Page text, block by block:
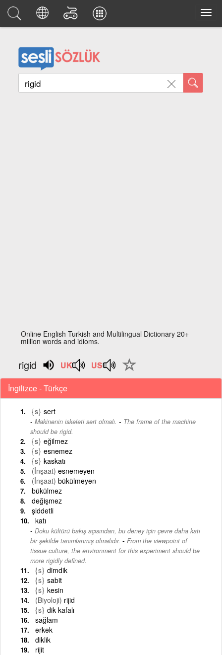
Online English Turkish and Multilingual Dictionary 20+
million words and idioms.
rigid
İngilizce - Türkçe
{s} sert
Makinenin iskeleti sert olmalı. - The frame of the machine
should be rigid.
{s} eğilmez
{s} esnemez
{s} kaskatı
(İnşaat) esnemeyen
(İnşaat) bükülmeyen
bükülmez
değişmez
şiddetli
katı
Doku kültürü bakış açısından, bu deney için çevre daha katı
bir şekilde tanımlanmış olmalıdır. - From the viewpoint of
tissue culture, the environment for this experiment should be
more rigidly defined.
{s} dimdik
{s} sabit
{s} kesin
(Biyoloji) rijid
{s} dik kafalı
sağlam
erkek
diklik
rijit